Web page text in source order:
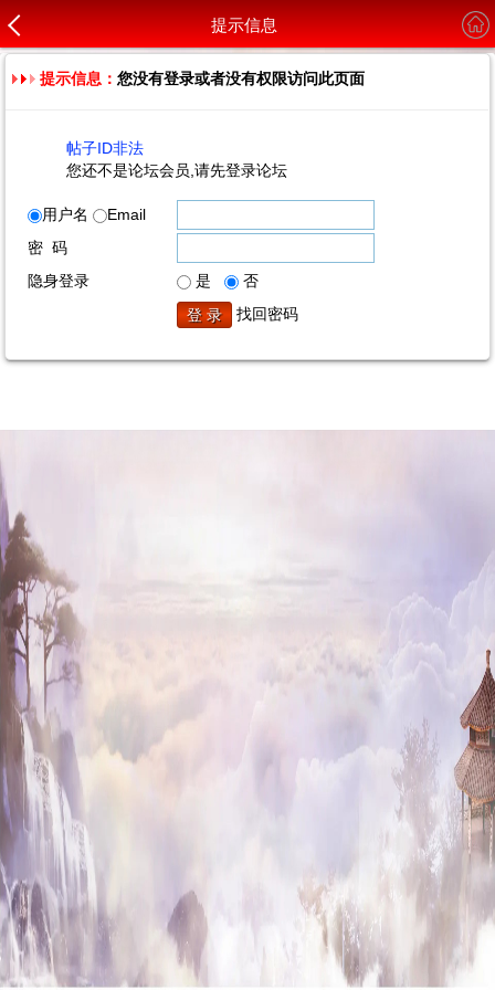
提示信息
提示信息：您没有登录或者没有权限访问此页面
帖子ID非法
您还不是论坛会员,请先登录论坛
用户名
Email
密 码
隐身登录
是
否
找回密码